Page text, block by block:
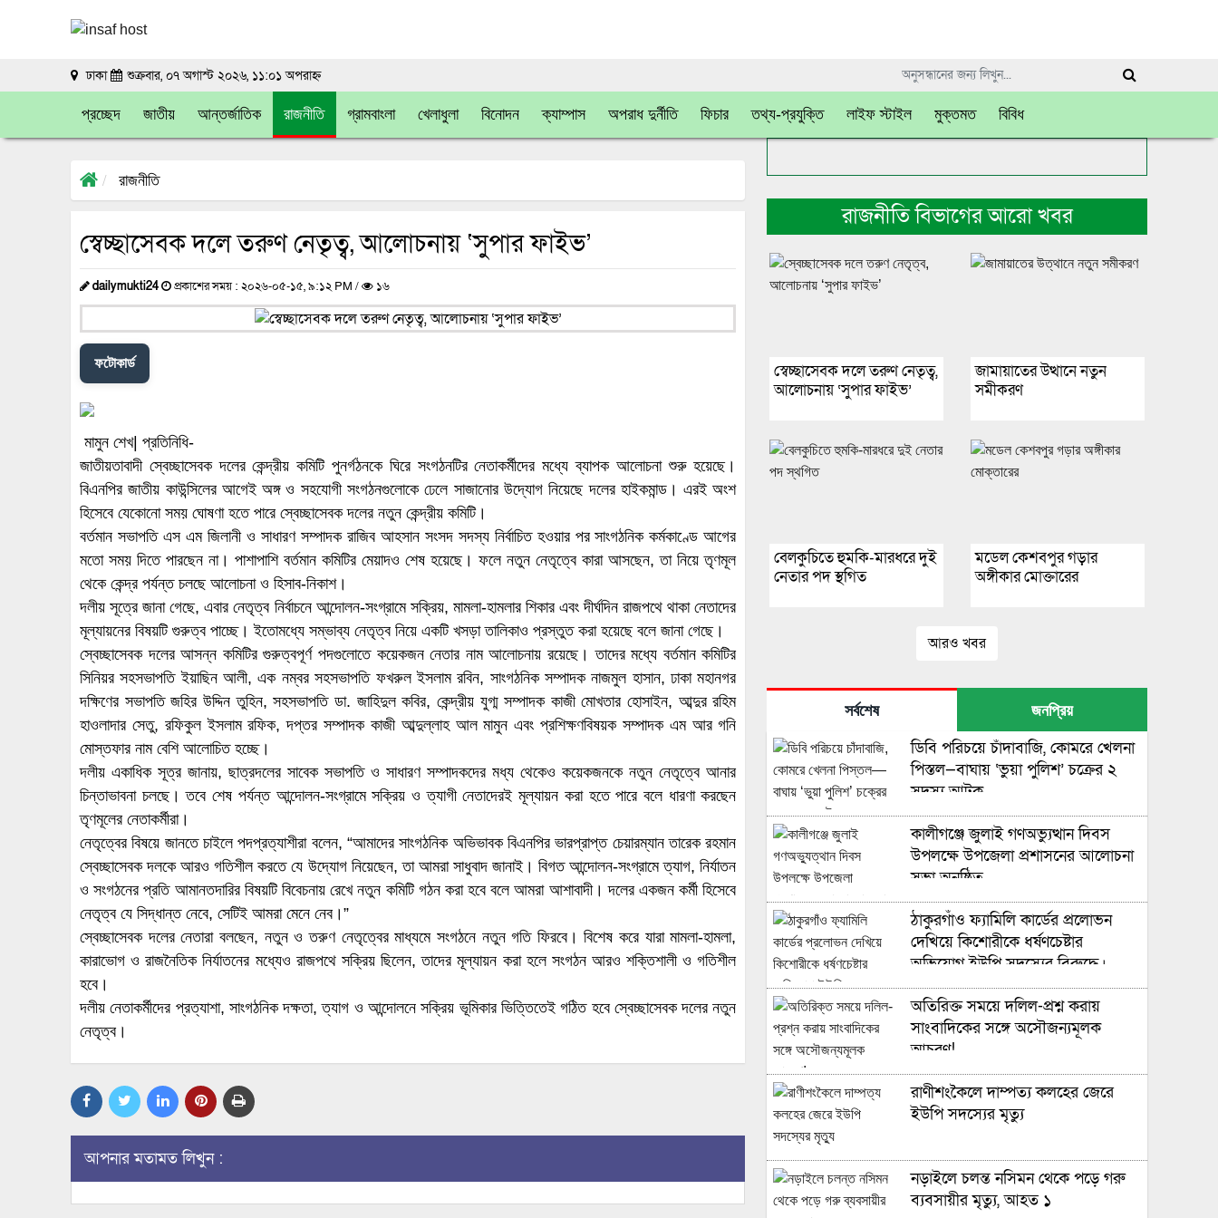
ঢাকা শুক্রবার, ০৭ অগাস্ট ২০২৬, ১১:০১ অপরাহ্ন
প্রচ্ছেদ জাতীয় আন্তর্জাতিক রাজনীতি গ্রামবাংলা খেলাধুলা বিনোদন ক্যাম্পাস অপরাধ দুর্নীতি ফিচার তথ্য-প্রযুক্তি লাইফ স্টাইল মুক্তমত বিবিধ
রাজনীতি
স্বেচ্ছাসেবক দলে তরুণ নেতৃত্ব, আলোচনায় ‘সুপার ফাইভ’
dailymukti24 প্রকাশের সময় : ২০২৬-০৫-১৫, ৯:১২ PM / ১৬
ফটোকার্ড
মামুন শেখ| প্রতিনিধি-
জাতীয়তাবাদী স্বেচ্ছাসেবক দলের কেন্দ্রীয় কমিটি পুনর্গঠনকে ঘিরে সংগঠনটির নেতাকর্মীদের মধ্যে ব্যাপক আলোচনা শুরু হয়েছে।
বিএনপির জাতীয় কাউন্সিলের আগেই অঙ্গ ও সহযোগী সংগঠনগুলোকে ঢেলে সাজানোর উদ্যোগ নিয়েছে দলের হাইকমান্ড। এরই অংশ
হিসেবে যেকোনো সময় ঘোষণা হতে পারে স্বেচ্ছাসেবক দলের নতুন কেন্দ্রীয় কমিটি।
বর্তমান সভাপতি এস এম জিলানী ও সাধারণ সম্পাদক রাজিব আহসান সংসদ সদস্য নির্বাচিত হওয়ার পর সাংগঠনিক কর্মকাণ্ডে আগের
মতো সময় দিতে পারছেন না। পাশাপাশি বর্তমান কমিটির মেয়াদও শেষ হয়েছে। ফলে নতুন নেতৃত্বে কারা আসছেন, তা নিয়ে তৃণমূল
থেকে কেন্দ্র পর্যন্ত চলছে আলোচনা ও হিসাব-নিকাশ।
দলীয় সূত্রে জানা গেছে, এবার নেতৃত্ব নির্বাচনে আন্দোলন-সংগ্রামে সক্রিয়, মামলা-হামলার শিকার এবং দীর্ঘদিন রাজপথে থাকা নেতাদের
মূল্যায়নের বিষয়টি গুরুত্ব পাচ্ছে। ইতোমধ্যে সম্ভাব্য নেতৃত্ব নিয়ে একটি খসড়া তালিকাও প্রস্তুত করা হয়েছে বলে জানা গেছে।
স্বেচ্ছাসেবক দলের আসন্ন কমিটির গুরুত্বপূর্ণ পদগুলোতে কয়েকজন নেতার নাম আলোচনায় রয়েছে। তাদের মধ্যে বর্তমান কমিটির
সিনিয়র সহসভাপতি ইয়াছিন আলী, এক নম্বর সহসভাপতি ফখরুল ইসলাম রবিন, সাংগঠনিক সম্পাদক নাজমুল হাসান, ঢাকা মহানগর
দক্ষিণের সভাপতি জহির উদ্দিন তুহিন, সহসভাপতি ডা. জাহিদুল কবির, কেন্দ্রীয় যুগ্ম সম্পাদক কাজী মোখতার হোসাইন, আব্দুর রহিম
হাওলাদার সেতু, রফিকুল ইসলাম রফিক, দপ্তর সম্পাদক কাজী আব্দুল্লাহ আল মামুন এবং প্রশিক্ষণবিষয়ক সম্পাদক এম আর গনি
মোস্তফার নাম বেশি আলোচিত হচ্ছে।
দলীয় একাধিক সূত্র জানায়, ছাত্রদলের সাবেক সভাপতি ও সাধারণ সম্পাদকদের মধ্য থেকেও কয়েকজনকে নতুন নেতৃত্বে আনার
চিন্তাভাবনা চলছে। তবে শেষ পর্যন্ত আন্দোলন-সংগ্রামে সক্রিয় ও ত্যাগী নেতাদেরই মূল্যায়ন করা হতে পারে বলে ধারণা করছেন
তৃণমূলের নেতাকর্মীরা।
নেতৃত্বের বিষয়ে জানতে চাইলে পদপ্রত্যাশীরা বলেন, “আমাদের সাংগঠনিক অভিভাবক বিএনপির ভারপ্রাপ্ত চেয়ারম্যান তারেক রহমান
স্বেচ্ছাসেবক দলকে আরও গতিশীল করতে যে উদ্যোগ নিয়েছেন, তা আমরা সাধুবাদ জানাই। বিগত আন্দোলন-সংগ্রামে ত্যাগ, নির্যাতন
ও সংগঠনের প্রতি আমানতদারির বিষয়টি বিবেচনায় রেখে নতুন কমিটি গঠন করা হবে বলে আমরা আশাবাদী। দলের একজন কর্মী হিসেবে
নেতৃত্ব যে সিদ্ধান্ত নেবে, সেটিই আমরা মেনে নেব।”
স্বেচ্ছাসেবক দলের নেতারা বলছেন, নতুন ও তরুণ নেতৃত্বের মাধ্যমে সংগঠনে নতুন গতি ফিরবে। বিশেষ করে যারা মামলা-হামলা,
কারাভোগ ও রাজনৈতিক নির্যাতনের মধ্যেও রাজপথে সক্রিয় ছিলেন, তাদের মূল্যায়ন করা হলে সংগঠন আরও শক্তিশালী ও গতিশীল
হবে।
দলীয় নেতাকর্মীদের প্রত্যাশা, সাংগঠনিক দক্ষতা, ত্যাগ ও আন্দোলনে সক্রিয় ভূমিকার ভিত্তিতেই গঠিত হবে স্বেচ্ছাসেবক দলের নতুন
নেতৃত্ব।
আপনার মতামত লিখুন :
রাজনীতি বিভাগের আরো খবর
স্বেচ্ছাসেবক দলে তরুণ নেতৃত্ব,
আলোচনায় ‘সুপার ফাইভ’
জামায়াতের উত্থানে নতুন
সমীকরণ
বেলকুচিতে হুমকি-মারধরে দুই
নেতার পদ স্থগিত
মডেল কেশবপুর গড়ার
অঙ্গীকার মোক্তারের
আরও খবর
সর্বশেষ জনপ্রিয়
ডিবি পরিচয়ে চাঁদাবাজি, কোমরে খেলনা
পিস্তল—বাঘায় ‘ভুয়া পুলিশ’ চক্রের ২
সদস্য আটক
কালীগঞ্জে জুলাই গণঅভ্যুত্থান দিবস
উপলক্ষে উপজেলা প্রশাসনের আলোচনা
সভা অনুষ্ঠিত
ঠাকুরগাঁও ফ্যামিলি কার্ডের প্রলোভন
দেখিয়ে কিশোরীকে ধর্ষণচেষ্টার
অভিযোগ ইউপি সদস্যের বিরুদ্ধে।
অতিরিক্ত সময়ে দলিল-প্রশ্ন করায়
সাংবাদিকের সঙ্গে অসৌজন্যমূলক
আচরণ!
রাণীশংকৈলে দাম্পত্য কলহের জেরে
ইউপি সদস্যের মৃত্যু
নড়াইলে চলন্ত নসিমন থেকে পড়ে গরু
ব্যবসায়ীর মৃত্যু, আহত ১